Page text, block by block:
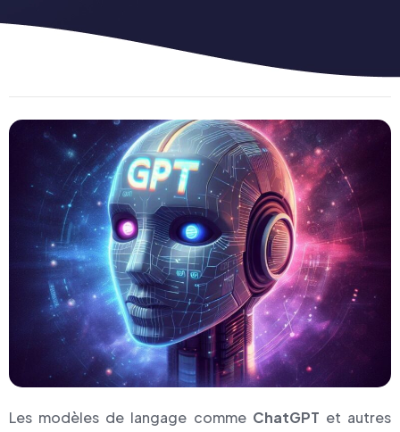
Les modèles de langage comme ChatGPT et autres